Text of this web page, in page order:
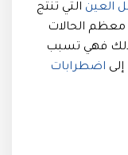
العين التي تنتج
معظم الحالات
فهي تسبب
اضطرابات